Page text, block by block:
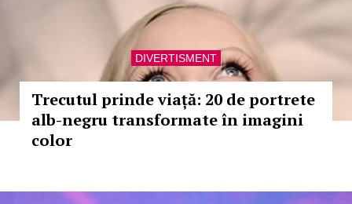
DIVERTISMENT
Trecutul prinde viață: 20 de portrete
alb-negru transformate în imagini
color